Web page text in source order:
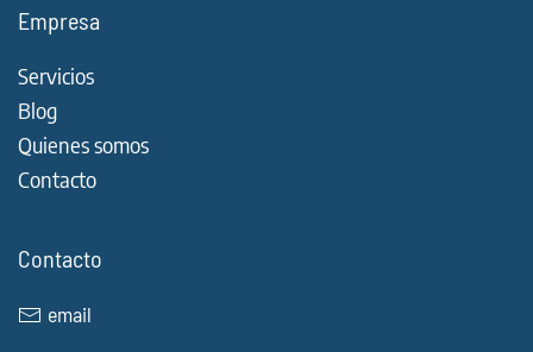
Empresa
Servicios
Blog
Quienes somos
Contacto
Contacto
email